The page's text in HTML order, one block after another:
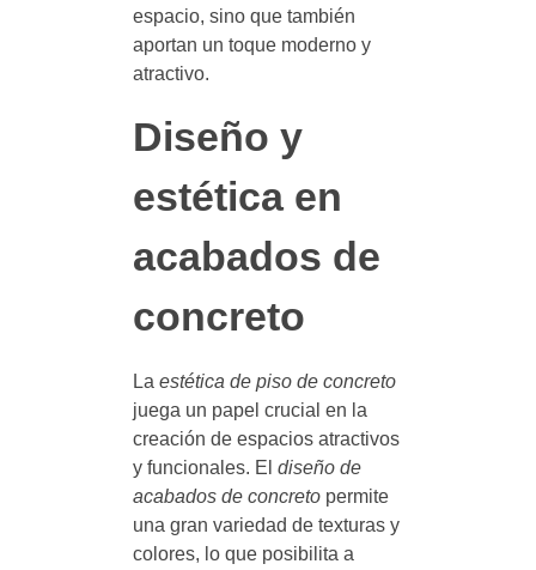
espacio, sino que también
aportan un toque moderno y
atractivo.
Diseño y
estética en
acabados de
concreto
La estética de piso de concreto
juega un papel crucial en la
creación de espacios atractivos
y funcionales. El diseño de
acabados de concretopermite
una gran variedad de texturas y
colores, lo que posibilita a